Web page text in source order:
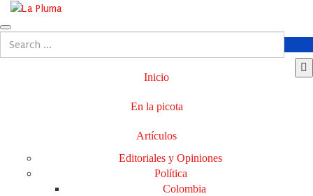
Inicio
En la picota
Artículos
Editoriales y Opiniones
Política
Colombia